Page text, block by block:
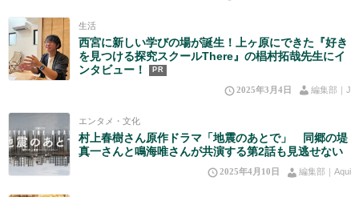
生活
西宮に新しい学びの場が誕生！上ヶ原にできた『好き
を見つける探究スクールThere』の椙村拓哉先生にイ
ンタビュー！
PR
2025年3月4日 編集部｜J
エンタメ・文化
村上春樹さん原作ドラマ「地震のあとで」 同郷の堤
真一さんと鳴海唯さんが共演する第2話も見逃せない
2025年4月10日 編集部｜Aqui